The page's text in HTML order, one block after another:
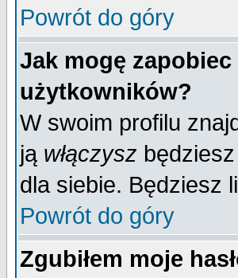
Powrót do góry
Jak mogę
użytkowników?
W swoim profilu
ją włączysz
dla siebie. Będziesz
Powrót do góry
Zgubiłem moje